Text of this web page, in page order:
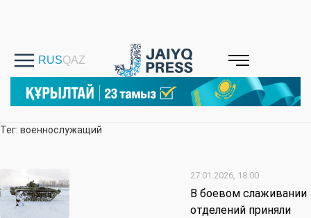
Тег: военнослужащий
27.01.2026, 18:00
В боевом слаживании
отделений приняли